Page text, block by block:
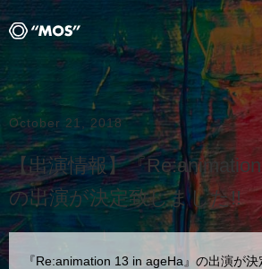
October 21, 2018
【出演情報】『Re:animation
の出演が決定致しました!!
『Re:animation 13 in ageHa』の出演が